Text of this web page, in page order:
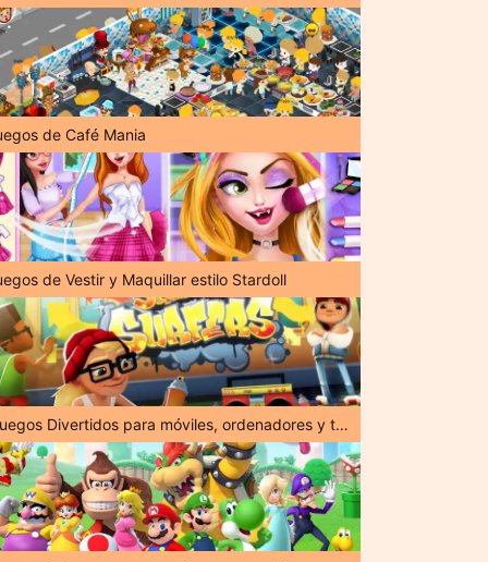
de Café Mania
de Vestir y Maquillar estilo Stardoll
¡Juegos Divertidos para móviles, ordenadores y tabletas!